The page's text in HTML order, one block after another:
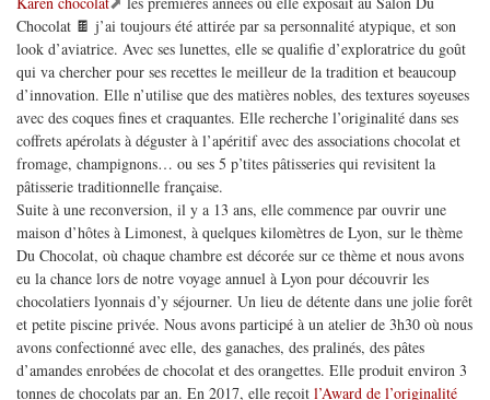
Chocolat 🍫 j’ai toujours été attirée par sa personnalité atypique, et son
look d’aviatrice. Avec ses lunettes, elle se qualifie d’exploratrice du goût
qui va chercher pour ses recettes le meilleur de la tradition et beaucoup
d’innovation. Elle n’utilise que des matières nobles, des textures soyeuses
avec des coques fines et craquantes. Elle recherche l’originalité dans ses
coffrets apérolats à déguster à l’apéritif avec des associations chocolat et
fromage, champignons… ou ses 5 p’tites pâtisseries qui revisitent la
pâtisserie traditionnelle française.
Suite à une reconversion, il y a 13 ans, elle commence par ouvrir une
maison d’hôtes à Limonest, à quelques kilomètres de Lyon, sur le thème
Du Chocolat, où chaque chambre est décorée sur ce thème et nous avons
eu la chance lors de notre voyage annuel à Lyon pour découvrir les
chocolatiers lyonnais d’y séjourner. Un lieu de détente dans une jolie forêt
et petite piscine privée. Nous avons participé à un atelier de 3h30 où nous
avons confectionné avec elle, des ganaches, des pralinés, des pâtes
d’amandes enrobées de chocolat et des orangettes. Elle produit environ 3
tonnes de chocolats par an. En 2017, elle reçoit l’Award de l’originalité